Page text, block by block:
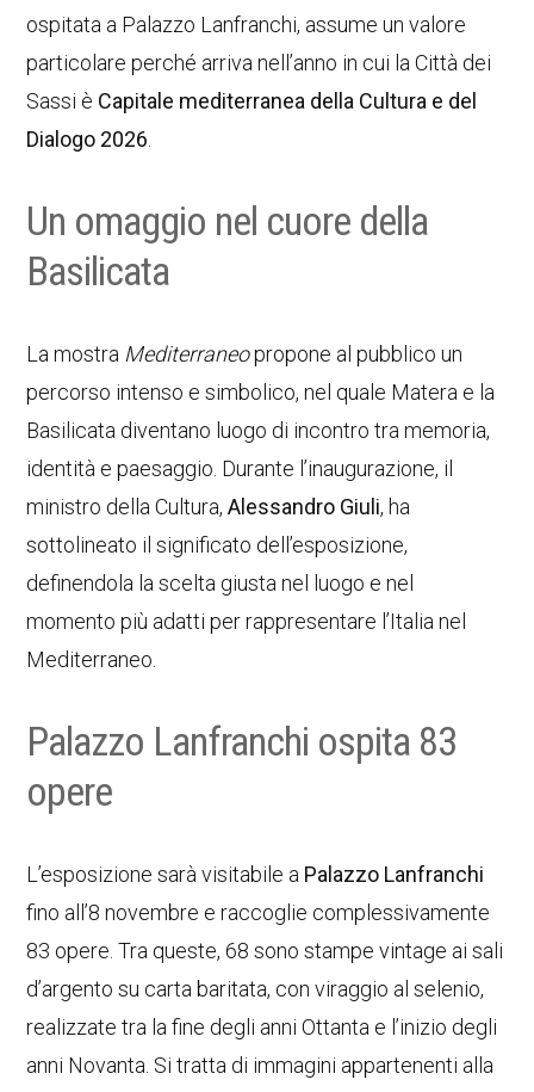
ospitata a Palazzo Lanfranchi, assume un valore
particolare perché arriva nell’anno in cui la Città dei
Sassi è Capitale mediterranea della Cultura e del
Dialogo 2026
Un omaggio nel cuore della
Basilicata
La mostra Mediterraneopropone al pubblico un
percorso intenso e simbolico, nel quale Matera e la
Basilicata diventano luogo di incontro tra memoria,
identità e paesaggio. Durante l’inaugurazione, il
ministro della Cultura,Alessandro Giuli, ha
sottolineato il significato dell’esposizione,
definendola la scelta giusta nel luogo e nel
momento più adatti per rappresentare l’Italia nel
Mediterraneo.
Palazzo Lanfranchi ospita 83
opere
L’esposizione sarà visitabile a Palazzo Lanfranchi
fino all’8 novembre e raccoglie complessivamente
83 opere. Tra queste, 68 sono stampe vintage ai sali
d’argento su carta baritata, con viraggio al selenio,
realizzate tra la fine degli anni Ottanta e l’inizio degli
anni Novanta. Si tratta di immagini appartenenti alla